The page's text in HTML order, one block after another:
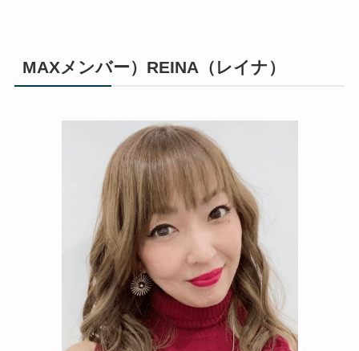
MAXメンバー）REINA（レイナ）